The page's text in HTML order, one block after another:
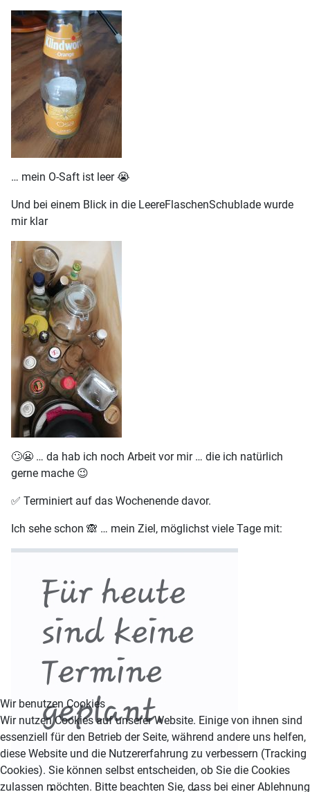
… mein O-Saft ist leer 😭
Und bei einem Blick in die LeereFlaschenSchublade wurde
mir klar
🙄😬 … da hab ich noch Arbeit vor mir … die ich natürlich
gerne mache 😉
✅️ Terminiert auf das Wochenende davor.
Ich sehe schon 🙈 … mein Ziel, möglichst viele Tage mit:
Wir benutzen Cookies
Wir nutzen Cookies auf unserer Website. Einige von ihnen sind
essenziell für den Betrieb der Seite, während andere uns helfen,
diese Website und die Nutzererfahrung zu verbessern (Tracking
Cookies). Sie können selbst entscheiden, ob Sie die Cookies
zulassen möchten. Bitte beachten Sie, dass bei einer Ablehnung